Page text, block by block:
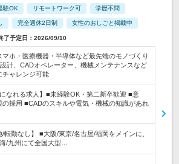
験OK リモートワーク可 学歴不問
完全週休2日制 女性のおしごと掲載中
予定日：2026/09/10
マホ・医療機器・半導体など最先端のモノづくり
計、CADオペレーター、機械メンテナンスなど
チャレンジ可能
になれる求人】■未経験OK・第二新卒歓迎 ■意
の採用 ■CADのスキルや電気・機械の知識があれ
/転勤なし】 ■大阪/東京/名古屋/福岡をメインに、
/九州にて全国大型…